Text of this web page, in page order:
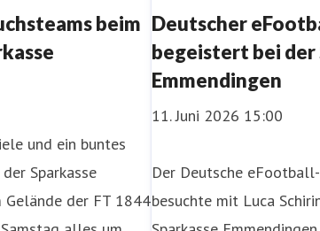
beim
und ein buntes
Sparkasse
der FT 1844
Deutscher
begeistert bei der
Emmendingen
11. Juni 2026 15:00
Der Deutsche
besuchte mit Luca